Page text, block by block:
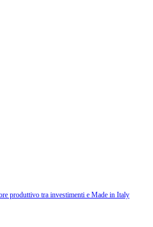
produttivo tra investimenti e Made in Italy